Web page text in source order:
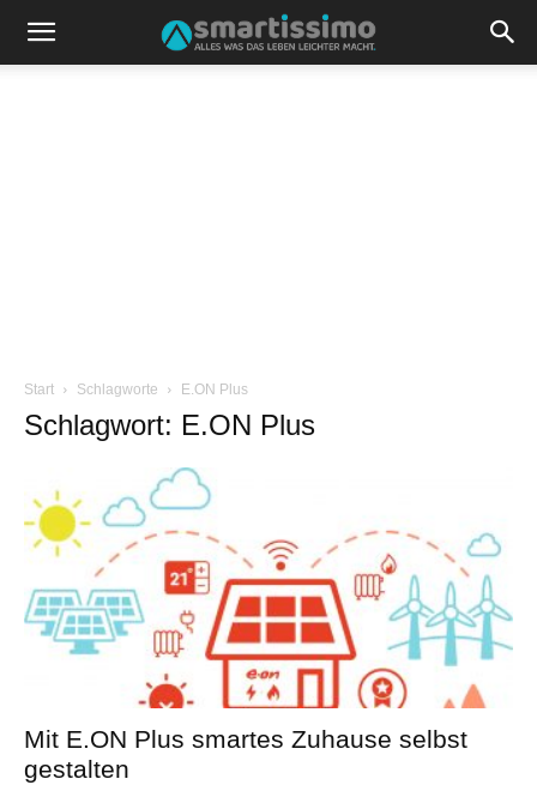
Start Schlagworte E.ON Plus
Schlagwort: E.ON Plus
Mit E.ON Plus smartes Zuhause selbst
gestalten